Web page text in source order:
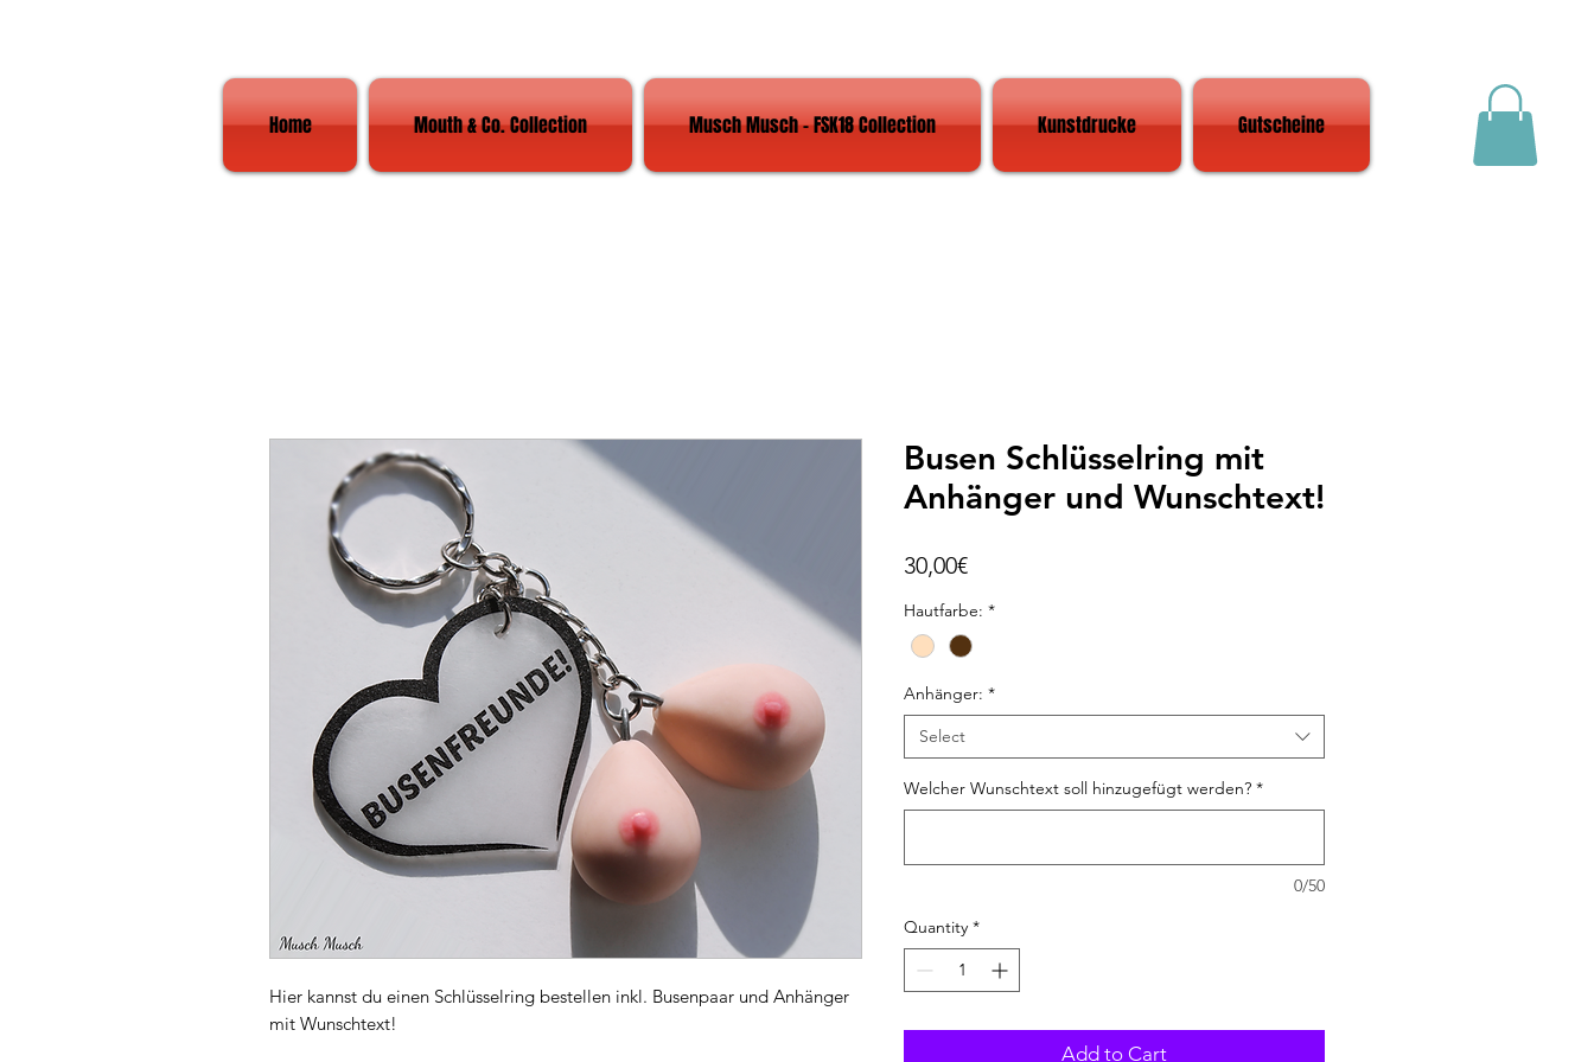
Home Mouth & Co. Collection Musch Musch - FSK18 Collection Kunstdrucke Gutscheine
Hier kannst du einen Schlüsselring bestellen inkl. Busenpaar und Anhänger
mit Wunschtext!
Busen Schlüsselring mit
Anhänger und Wunschtext!
30,00€Price
Hautfarbe: *
Anhänger: *
Select
Welcher Wunschtext soll hinzugefügt werden? *
0/50
Quantity *
Add to Cart